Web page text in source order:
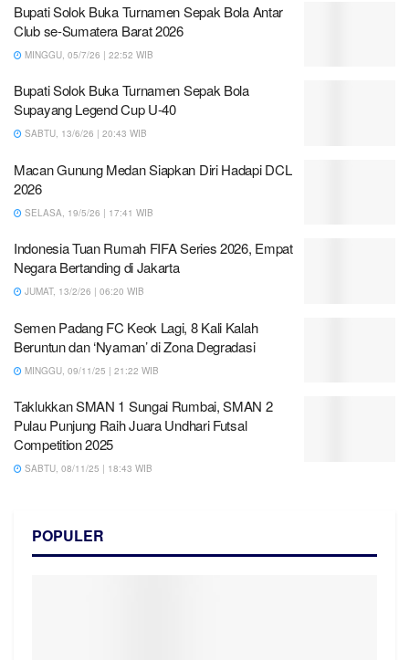
Bupati Solok Buka Turnamen Sepak Bola Antar
Club se-Sumatera Barat 2026
MINGGU, 05/7/26 | 22:52 WIB
Bupati Solok Buka Turnamen Sepak Bola
Supayang Legend Cup U-40
SABTU, 13/6/26 | 20:43 WIB
Macan Gunung Medan Siapkan Diri Hadapi DCL
2026
SELASA, 19/5/26 | 17:41 WIB
Indonesia Tuan Rumah FIFA Series 2026, Empat
Negara Bertanding di Jakarta
JUMAT, 13/2/26 | 06:20 WIB
Semen Padang FC Keok Lagi, 8 Kali Kalah
Beruntun dan ‘Nyaman’ di Zona Degradasi
MINGGU, 09/11/25 | 21:22 WIB
Taklukkan SMAN 1 Sungai Rumbai, SMAN 2
Pulau Punjung Raih Juara Undhari Futsal
Competition 2025
SABTU, 08/11/25 | 18:43 WIB
POPULER